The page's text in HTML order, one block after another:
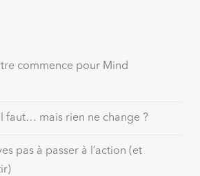
commence pour Mind
faut… mais rien ne change ?
pas à passer à l’action (et